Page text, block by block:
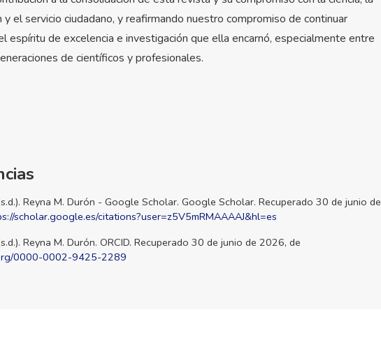
y el servicio ciudadano, y reafirmando nuestro compromiso de continuar
espíritu de excelencia e investigación que ella encarnó, especialmente entre
de científicos y profesionales.
Reyna M. Durón - Google Scholar. Google Scholar. Recuperado 30 de junio de
scholar.google.es/citations?user=z5V5mRMAAAAJ&hl=es
Reyna M. Durón. ORCID. Recuperado 30 de junio de 2026, de
0000-0002-9425-2289